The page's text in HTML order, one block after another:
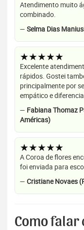
Atendimento muito
combinado.
— Selma Dias
★★★★★
Excelente
rápidos. Gostei
principalmente por
empático e
— Fabiana Thomaz
Américas)
★★★★★
A Coroa de flores
foi enviada para
— Cristiane Novaes
Como falar